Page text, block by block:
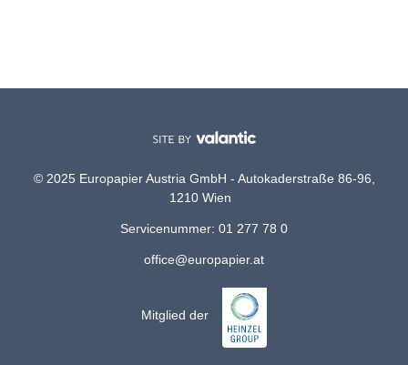
© 2025 Europapier Austria GmbH - Autokaderstraße 86-96,
1210 Wien
Servicenummer: 01 277 78 0
office@europapier.at
Mitglied der